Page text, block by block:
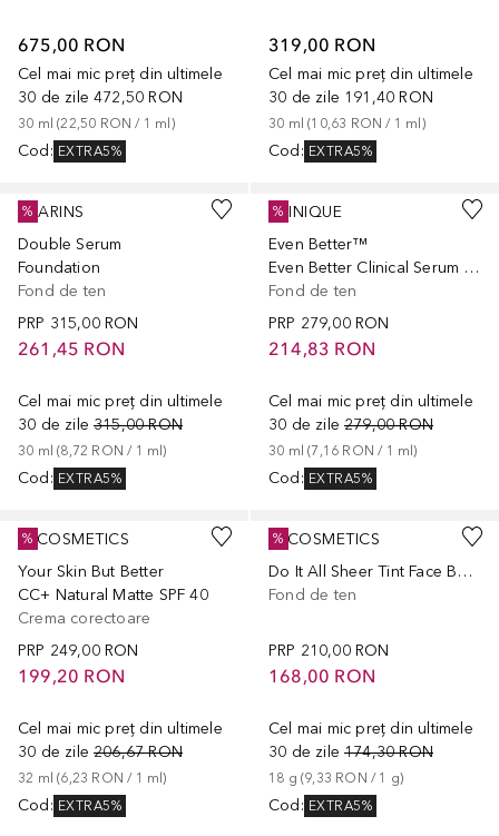
675,00 RON
Cel mai mic preț din ultimele
30 de zile 472,50 RON
30 ml (22,50 RON / 1 ml )
Cod: EXTRA5%
319,00 RON
Cel mai mic preț din ultimele
30 de zile 191,40 RON
30 ml (10,63 RON / 1 ml )
Cod: EXTRA5%
CLARINS
Double Serum
Foundation
Fond de ten
PRP 315,00 RON
261,45 RON
Cel mai mic preț din ultimele
30 de zile 315,00 RON
30 ml (8,72 RON / 1 ml)
Cod: EXTRA5%
%
+9
CLINIQUE
Even Better™
Even Better Clinical Serum Foundation SPF20
Fond de ten
PRP 279,00 RON
214,83 RON
Cel mai mic preț din ultimele
30 de zile 279,00 RON
30 ml (7,16 RON / 1 ml)
Cod: EXTRA5%
%
+13
IT COSMETICS
Your Skin But Better
CC+ Natural Matte SPF 40
Crema corectoare
PRP 249,00 RON
199,20 RON
Cel mai mic preț din ultimele
30 de zile 206,67 RON
32 ml (6,23 RON / 1 ml)
Cod: EXTRA5%
%
+9
IT COSMETICS
Do It All Sheer Tint Face Balm
Fond de ten
PRP 210,00 RON
168,00 RON
Cel mai mic preț din ultimele
30 de zile 174,30 RON
18 g (9,33 RON / 1 g)
Cod: EXTRA5%
%
+4
+5